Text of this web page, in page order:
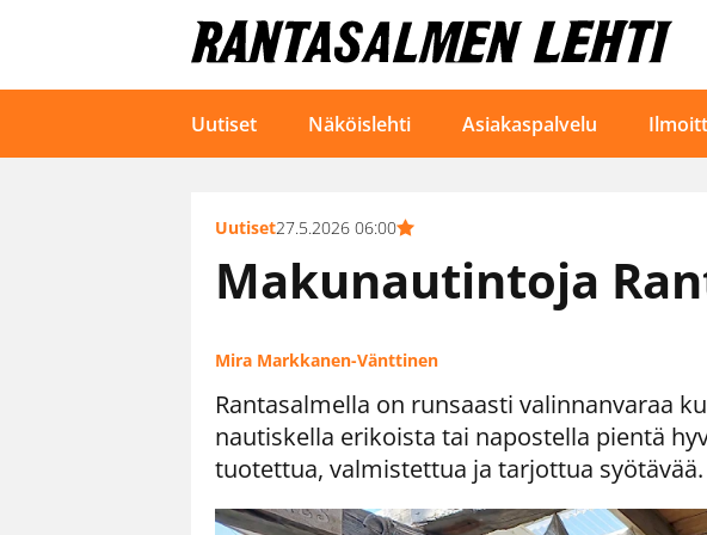
Uutiset Näköislehti Asiakaspalvelu
Uutiset27.5.2026 06:00
Makunautintoja
Mira Markkanen-Vänttinen
Rantasalmella on runsaasti valinnanvaraa
nautiskella erikoista tai napostella pientä
tuotettua, valmistettua ja tarjottua syötävää.